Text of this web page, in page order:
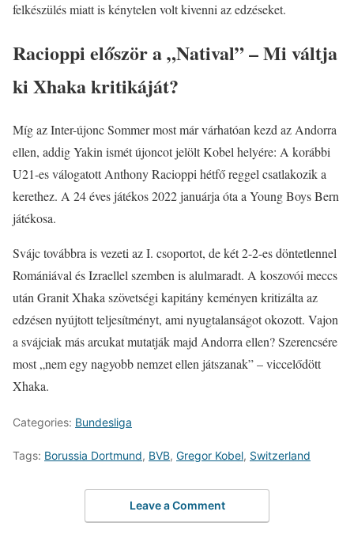
felkészülés miatt is kénytelen volt kivenni az edzéseket.
Racioppi először a „Natival” – Mi váltja
ki Xhaka kritikáját?
Míg az Inter-újonc Sommer most már várhatóan kezd az Andorra
ellen, addig Yakin ismét újoncot jelölt Kobel helyére: A korábbi
U21-es válogatott Anthony Racioppi hétfő reggel csatlakozik a
kerethez. A 24 éves játékos 2022 januárja óta a Young Boys Bern
játékosa.
Svájc továbbra is vezeti az I. csoportot, de két 2-2-es döntetlennel
Romániával és Izraellel szemben is alulmaradt. A koszovói meccs
után Granit Xhaka szövetségi kapitány keményen kritizálta az
edzésen nyújtott teljesítményt, ami nyugtalanságot okozott. Vajon
a svájciak más arcukat mutatják majd Andorra ellen? Szerencsére
most „nem egy nagyobb nemzet ellen játszanak” – viccelődött
Xhaka.
Categories: Bundesliga
Tags: Borussia Dortmund, BVB, Gregor Kobel, Switzerland
Leave a Comment